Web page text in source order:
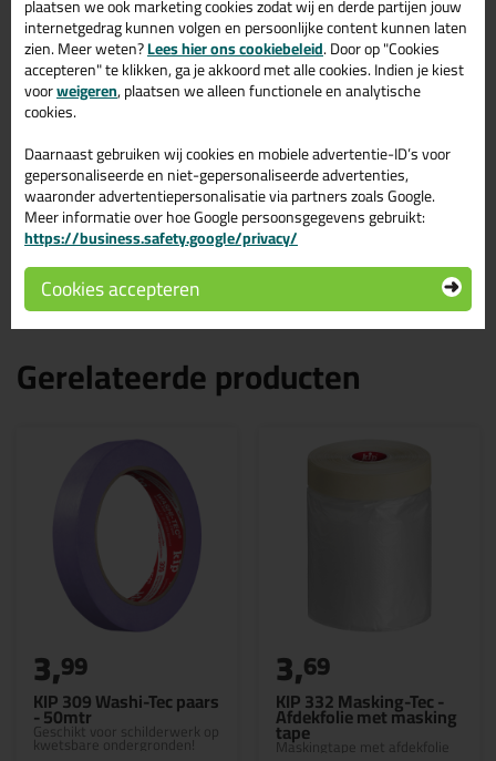
Start de check
Omschrijving
Reviews voor:KIP 3373 Fineline tape
Washi-Tec - Extra Strong - 50mtr
Er zijn nog geen reviews geschreven voor KIP 3373 Fineline tape
Washi-Tec - Extra Strong - 50mtr. Schrijf als eerste een review!
Gerelateerde producten
KIP 309 Washi-Tec paars
- 50mtr
Geschikt voor schilderwerk op
kwetsbare ondergronden!
3,99
KIP 332 Masking-Tec -
Afdekfolie met masking
tape
Maskingtape met afdekfolie
3,69
plaatsen we ook marketing cookies zodat wij en derde partijen jouw
internetgedrag kunnen volgen en persoonlijke content kunnen laten
zien. Meer weten?Lees hier ons cookiebeleid. Door op "Cookies
accepteren" te klikken, ga je akkoord met alle cookies. Indien je kiest
voorweigeren, plaatsen we alleen functionele en analytische
cookies.
Daarnaast gebruiken wij cookies en mobiele advertentie-ID’s voor
gepersonaliseerde en niet-gepersonaliseerde advertenties,
waaronder advertentiepersonalisatie via partners zoals Google.
Meer informatie over hoe Google persoonsgegevens gebruikt:
https://business.safety.google/privacy/
Cookies accepteren